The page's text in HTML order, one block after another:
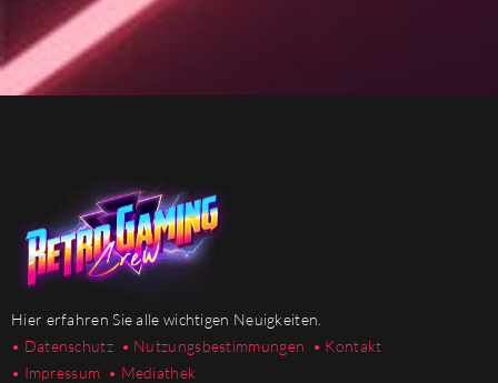
Hier erfahren Sie alle wichtigen Neuigkeiten.
• Datenschutz • Nutzungsbestimmungen • Kontakt
• Impressum • Mediathek